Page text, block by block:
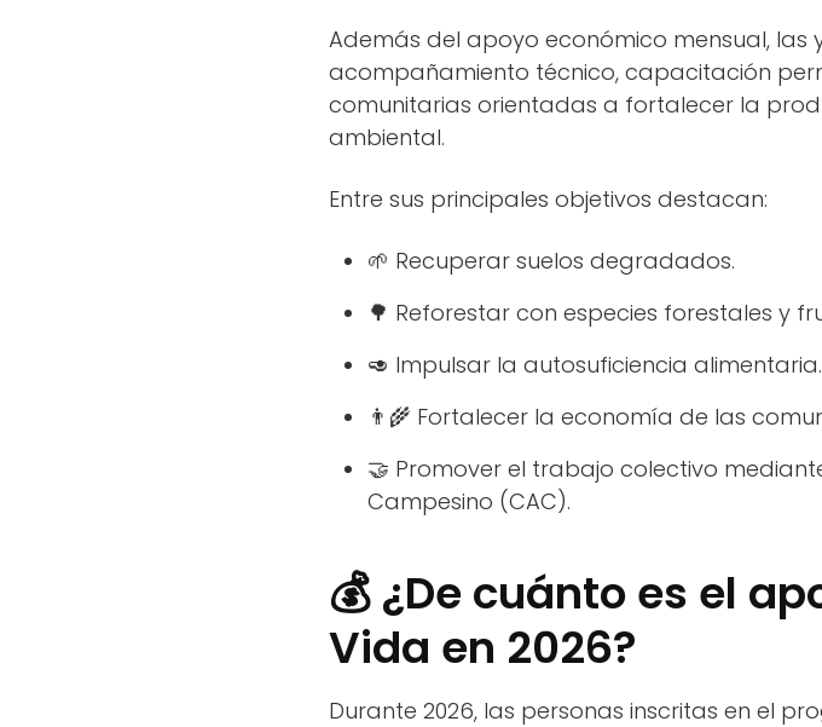
Además del apoyo económico mensual, las
acompañamiento técnico, capacitación
comunitarias orientadas a fortalecer la
ambiental.
Entre sus principales objetivos destacan:
🌱 Recuperar suelos degradados.
🌳 Reforestar con especies forestales y
🥑 Impulsar la autosuficiencia alimentaria.
👨‍🌾 Fortalecer la economía de las
🤝 Promover el trabajo colectivo
Campesino (CAC).
💰 ¿De cuánto es el
Vida en 2026?
Durante 2026, las personas inscritas en el